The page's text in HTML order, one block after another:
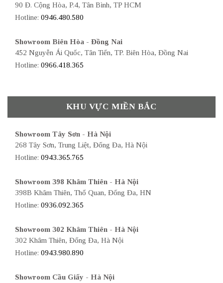
90 Đ. Cộng Hòa, P.4, Tân Bình, TP HCM
Hotline: 0946.480.580
Showroom Biên Hòa - Đồng Nai
452 Nguyễn Ái Quốc, Tân Tiến, TP. Biên Hòa, Đồng Nai
Hotline: 0966.418.365
KHU VỰC MIỀN BẮC
Showroom Tây Sơn - Hà Nội
268 Tây Sơn, Trung Liệt, Đống Đa, Hà Nội
Hotline: 0943.365.765
Showroom 398 Khâm Thiên - Hà Nội
398B Khâm Thiên, Thổ Quan, Đống Đa, HN
Hotline: 0936.092.365
Showroom 302 Khâm Thiên - Hà Nội
302 Khâm Thiên, Đống Đa, Hà Nội
Hotline: 0943.980.890
Showroom Cầu Giấy - Hà Nội